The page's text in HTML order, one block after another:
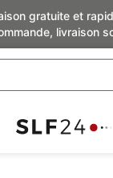
gratuite et
livraison